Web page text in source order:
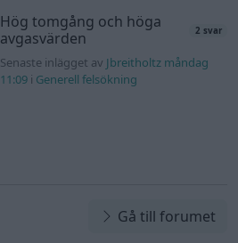
Hög tomgång och höga
avgasvärden
2 svar
Senaste inlägget av Jbreitholtz måndag
11:09i Generell felsökning
Gå till forumet